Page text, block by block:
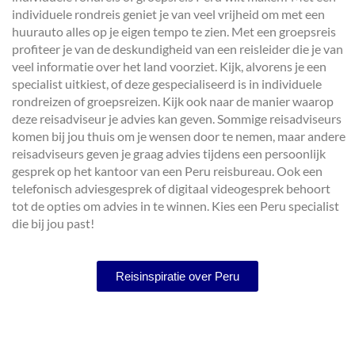
individuele rondreis geniet je van veel vrijheid om met een
huurauto alles op je eigen tempo te zien. Met een groepsreis
profiteer je van de deskundigheid van een reisleider die je van
veel informatie over het land voorziet. Kijk, alvorens je een
specialist uitkiest, of deze gespecialiseerd is in individuele
rondreizen of groepsreizen. Kijk ook naar de manier waarop
deze reisadviseur je advies kan geven. Sommige reisadviseurs
komen bij jou thuis om je wensen door te nemen, maar andere
reisadviseurs geven je graag advies tijdens een persoonlijk
gesprek op het kantoor van een Peru reisbureau. Ook een
telefonisch adviesgesprek of digitaal videogesprek behoort
tot de opties om advies in te winnen. Kies een Peru specialist
die bij jou past!
Reisinspiratie over Peru